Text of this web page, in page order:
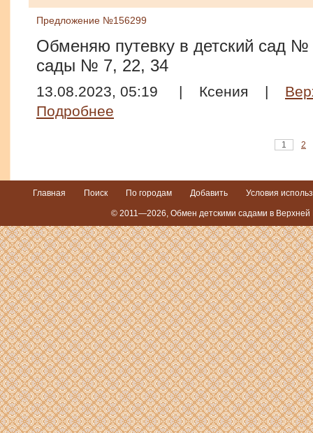
Предложение №156299
Обменяю путевку в детский сад №
сады № 7, 22, 34
13.08.2023, 05:19 | Ксения |
Подробнее
1 2
Главная Поиск По городам Добавить Условия
© 2011—2026, Обмен детскими садами в